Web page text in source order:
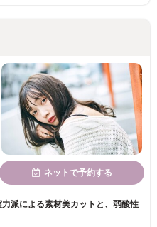
ネットで予約する
派による素材美カットと、弱酸性